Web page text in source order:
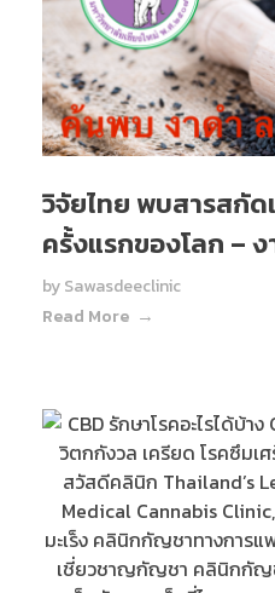
วิจัยไทย พบสารสกัดเ
ครั้งแรกของโลก – ง
bySawasdeeclinic
Read More